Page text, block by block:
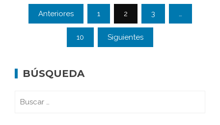
Anteriores 1 2 3 …
10 Siguientes
BÚSQUEDA